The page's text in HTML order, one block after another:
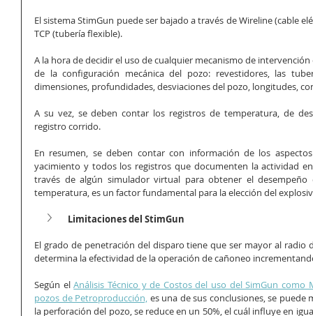
El sistema StimGun puede ser bajado a través de Wireline (cable
TCP (tubería flexible).
A la hora de decidir el uso de cualquier mecanismo de
de la configuración mecánica del pozo: revestidores, las
dimensiones, profundidades, desviaciones del pozo, longitudes,
A su vez, se deben contar los registros de temperatura, de
registro corrido.
En resumen, se deben contar con información de los
yacimiento y todos los registros que documenten la actividad
través de algún simulador virtual para obtener el desempeño
temperatura, es un factor fundamental para la elección del
Limitaciones del StimGun
El grado de penetración del disparo tiene que ser mayor al radio
determina la efectividad de la operación de cañoneo
Según el Análisis Técnico y de Costos del uso del SimGun
pozos de Petroproducción, es una de sus conclusiones, se
la perforación del pozo, se reduce en un 50%, el cuál influye en